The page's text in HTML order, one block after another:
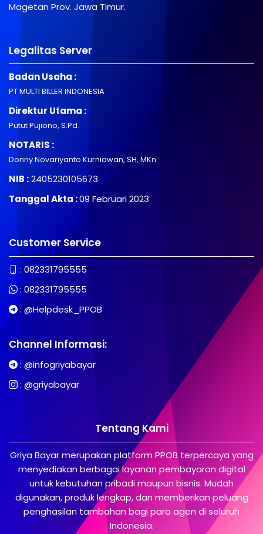
Magetan Prov. Jawa Timur.
Legalitas Server
Badan Usaha :
PT MULTI BILLER INDONESIA
Direktur Utama :
Putut Pujiono, S.Pd.
NOTARIS :
Donny Novariyanto Kurniawan, SH, MKn.
NIB :2405230105673
Tanggal Akta :09 Februari 2023
Customer Service
: 082331795555
: 082331795555
: @Helpdesk_PPOB
Channel Informasi:
: @infogriyabayar
: @griyabayar
Tentang Kami
Griya Bayar merupakan platform PPOB terpercaya yang
menyediakan berbagai layanan pembayaran digital
untuk kebutuhan pribadi maupun bisnis. Mudah
digunakan, produk lengkap, dan memberikan peluang
penghasilan tambahan bagi para agen di seluruh
Indonesia.